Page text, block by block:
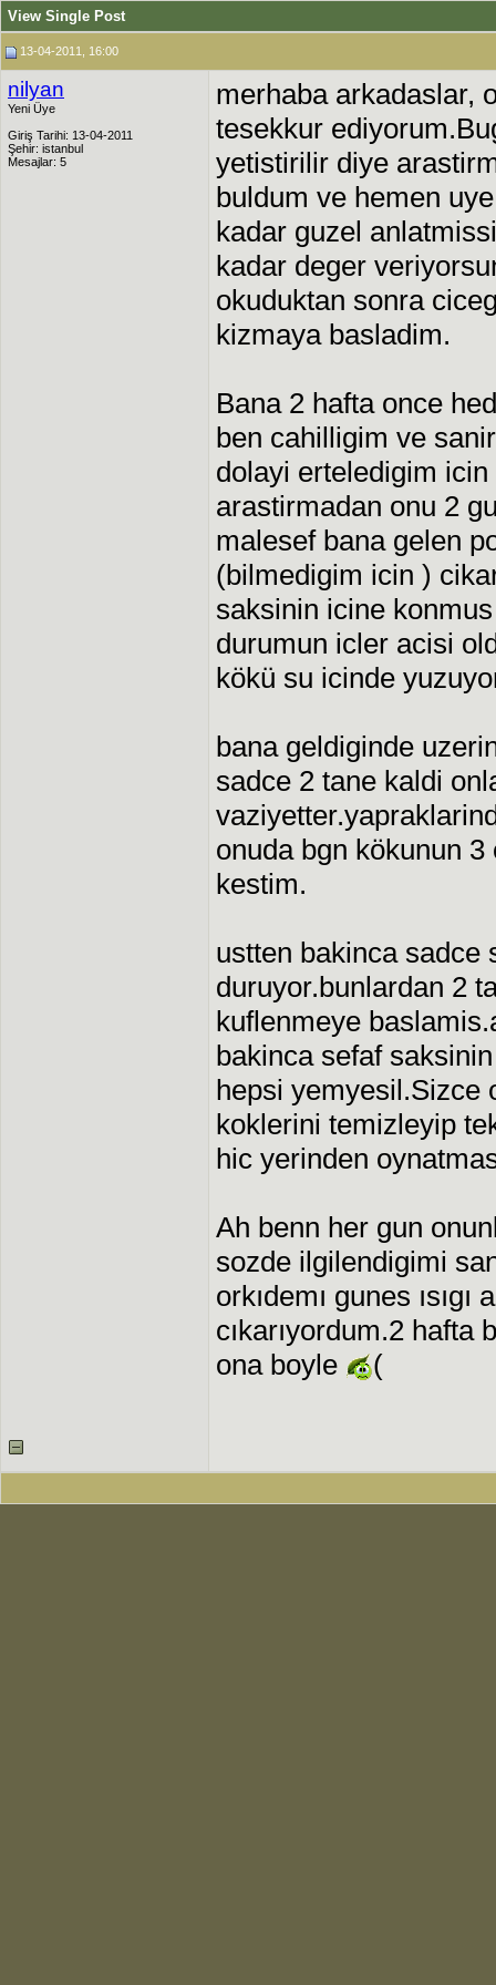
View Single Post
13-04-2011, 16:00
nilyan
Yeni Üye
Giriş Tarihi: 13-04-2011
Şehir: istanbul
Mesajlar: 5
merhaba arkadaslar,
tesekkur
yetistirilir diye
buldum ve hemen
kadar guzel
kadar deger
okuduktan sonra
kizmaya basladim.
Bana 2 hafta once
ben cahilligim ve
dolayi erteledigim
arastirmadan onu 2
malesef bana gelen
(bilmedigim icin )
saksinin icine
durumun icler acisi
kökü su icinde
bana geldiginde
sadce 2 tane kaldi
onuda bgn kökunun
kestim.
ustten bakinca sadce
duruyor.bunlardan 2
kuflenmeye
bakinca sefaf
hepsi yemyesil.Sizce
koklerini temizleyip
hic yerinden
Ah benn her gun
sozde ilgilendigimi
orkıdemı gunes ısıgı
cıkarıyordum.2 hafta
ona boyle
(